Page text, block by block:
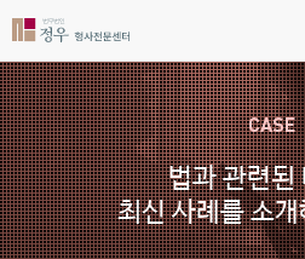
CASE
법과 관련된
최신 사례를 소